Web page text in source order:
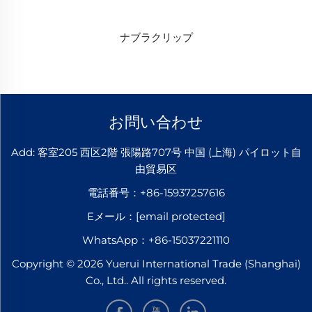
ナブラクリップ
お問い合わせ
Add: 客室205 西区2階 張陽路707号 中国 (上海) パイロット自
由貿易区
電話番号： +86-15937257616
Eメール： [email protected]
WhatsApp： +86-15037221110
Copyright © 2026 Yuerui International Trade (Shanghai)
Co., Ltd.. All rights reserved.